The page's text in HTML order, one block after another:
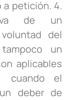
petición. 4.
de un
del
un
aplicables
cuando el
deber de